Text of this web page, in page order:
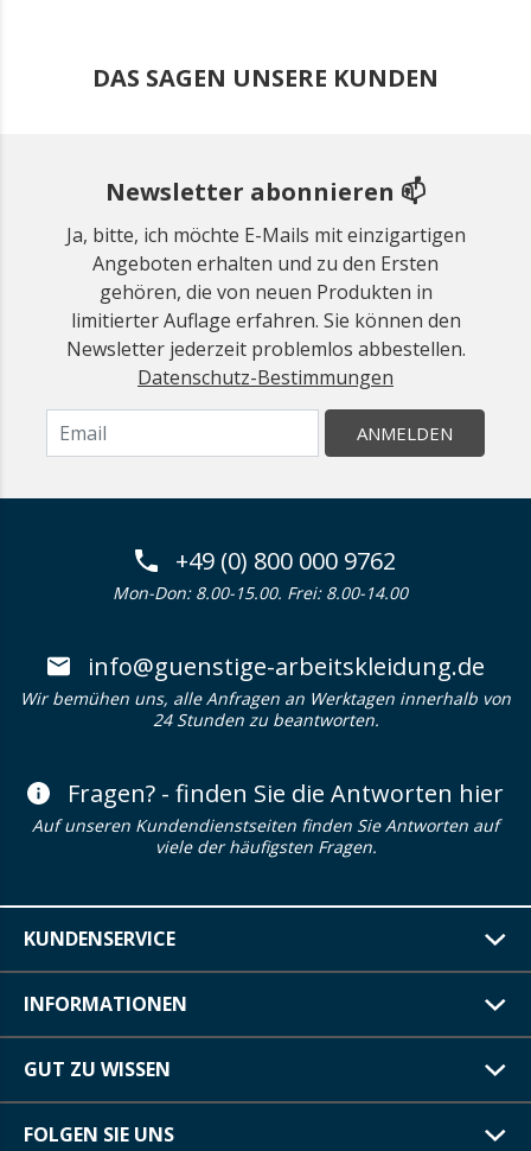
DAS SAGEN UNSERE KUNDEN
Newsletter abonnieren 📫
Ja, bitte, ich möchte E-Mails mit einzigartigen
Angeboten erhalten und zu den Ersten
gehören, die von neuen Produkten in
limitierter Auflage erfahren. Sie können den
Newsletter jederzeit problemlos abbestellen.
Datenschutz-Bestimmungen
ANMELDEN
+49 (0) 800 000 9762
Mon-Don: 8.00-15.00. Frei: 8.00-14.00
info@guenstige-arbeitskleidung.de
Wir bemühen uns, alle Anfragen an Werktagen innerhalb von
24 Stunden zu beantworten.
Fragen? - finden Sie die Antworten hier
Auf unseren Kundendienstseiten finden Sie Antworten auf
viele der häufigsten Fragen.
KUNDENSERVICE
INFORMATIONEN
GUT ZU WISSEN
FOLGEN SIE UNS